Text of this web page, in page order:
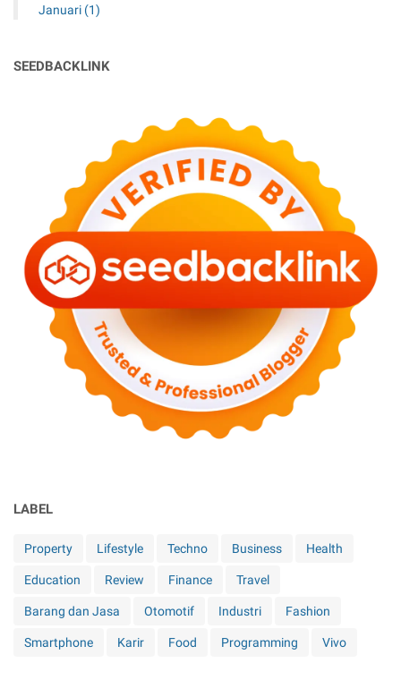
Januari (1)
SEEDBACKLINK
LABEL
Property Lifestyle Techno Business Health
Education Review Finance Travel
Barang dan Jasa Otomotif Industri Fashion
Smartphone Karir Food Programming Vivo